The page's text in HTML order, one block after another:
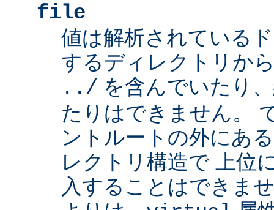
file
値は解析されている
するディレクトリか
../ を含んでいたり
たりはできません。
ントルートの外にあ
レクトリ構造で 上位
入することはできま